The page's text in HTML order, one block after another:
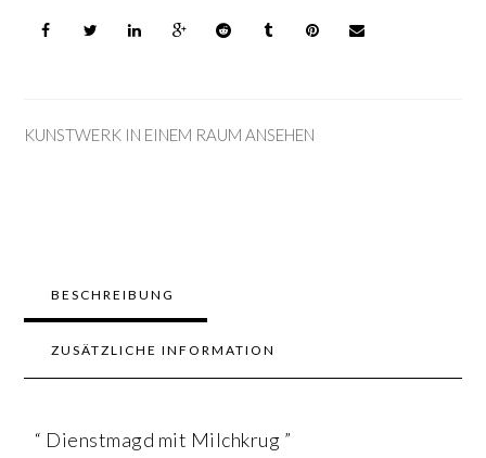
KUNSTWERK IN EINEM RAUM ANSEHEN
BESCHREIBUNG
ZUSÄTZLICHE INFORMATION
“ Dienstmagd mit Milchkrug ”